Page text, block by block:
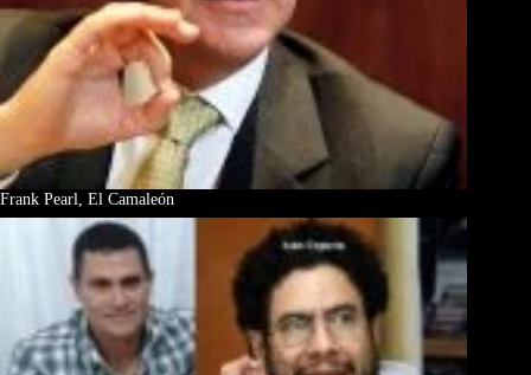
Frank Pearl, El Camaleón